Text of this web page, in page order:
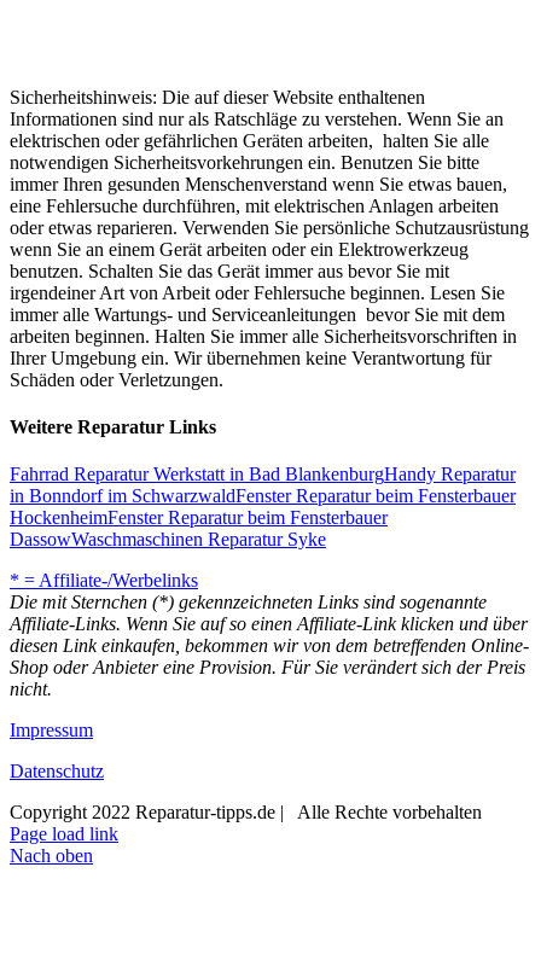
Sicherheitshinweis: Die auf dieser Website enthaltenen
Informationen sind nur als Ratschläge zu verstehen. Wenn Sie an
elektrischen oder gefährlichen Geräten arbeiten, halten Sie alle
notwendigen Sicherheitsvorkehrungen ein. Benutzen Sie bitte
immer Ihren gesunden Menschenverstand wenn Sie etwas bauen,
eine Fehlersuche durchführen, mit elektrischen Anlagen arbeiten
oder etwas reparieren. Verwenden Sie persönliche Schutzausrüstung
wenn Sie an einem Gerät arbeiten oder ein Elektrowerkzeug
benutzen. Schalten Sie das Gerät immer aus bevor Sie mit
irgendeiner Art von Arbeit oder Fehlersuche beginnen. Lesen Sie
immer alle Wartungs- und Serviceanleitungen bevor Sie mit dem
arbeiten beginnen. Halten Sie immer alle Sicherheitsvorschriften in
Ihrer Umgebung ein. Wir übernehmen keine Verantwortung für
Schäden oder Verletzungen.
Weitere Reparatur Links
Fahrrad Reparatur Werkstatt in Bad BlankenburgHandy Reparatur
in Bonndorf im SchwarzwaldFenster Reparatur beim Fensterbauer
HockenheimFenster Reparatur beim Fensterbauer
DassowWaschmaschinen Reparatur Syke
* = Affiliate-/Werbelinks
Die mit Sternchen (*) gekennzeichneten Links sind sogenannte
Affiliate-Links. Wenn Sie auf so einen Affiliate-Link klicken und über
diesen Link einkaufen, bekommen wir von dem betreffenden Online-
Shop oder Anbieter eine Provision. Für Sie verändert sich der Preis
nicht.
Impressum
Datenschutz
Copyright 2022 Reparatur-tipps.de | Alle Rechte vorbehalten
Page load link
Nach oben